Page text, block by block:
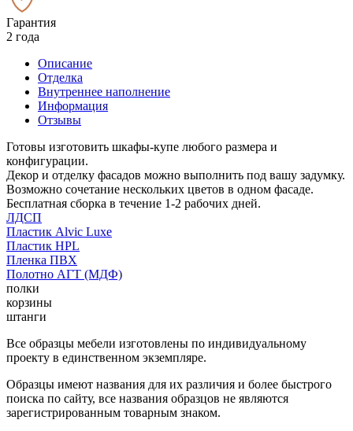
Гарантия
2 года
Описание
Отделка
Внутреннее наполнение
Информация
Отзывы
Готовы изготовить шкафы-купе любого размера и
конфигурации.
Декор и отделку фасадов можно выполнить под вашу задумку.
Возможно сочетание нескольких цветов в одном фасаде.
Бесплатная сборка в течение 1-2 рабочих дней.
ЛДСП
Пластик Alvic Luxe
Пластик HPL
Пленка ПВХ
Полотно АГТ (МДФ)
полки
корзины
штанги
Все образцы мебели изготовлены по индивидуальному
проекту в единственном экземпляре.
Образцы имеют названия для их различия и более быстрого
поиска по сайту, все названия образцов не являются
зарегистрированным товарным знаком.